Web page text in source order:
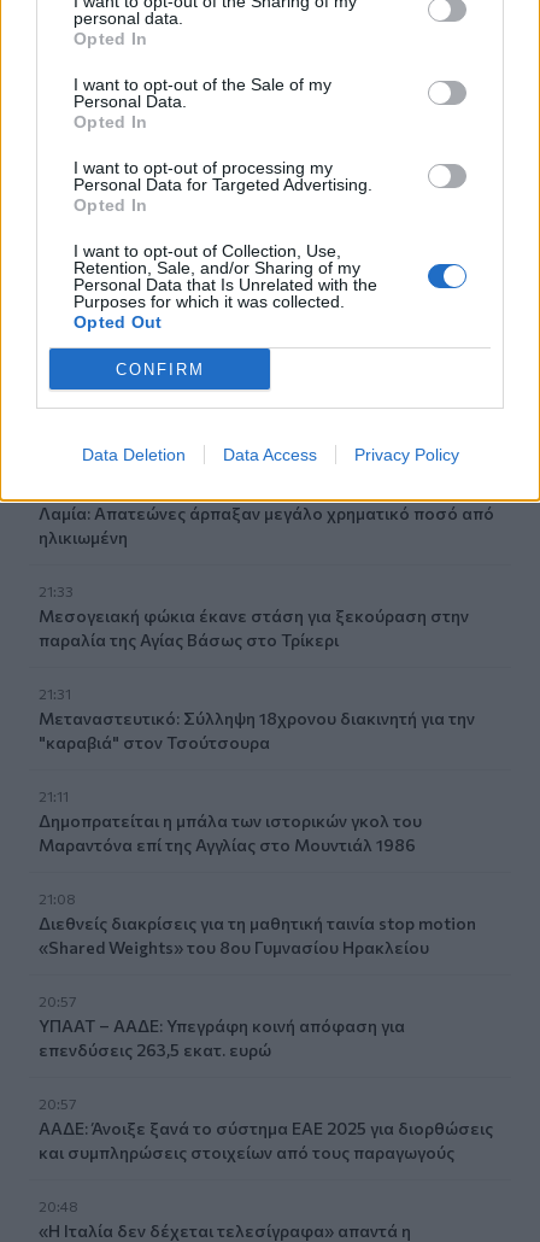
personal data.
Opted In
I want to opt-out of the Sale of my
Personal Data.
Opted In
I want to opt-out of processing my
Personal Data for Targeted Advertising.
Opted In
I want to opt-out of Collection, Use,
Retention, Sale, and/or Sharing of my
Personal Data that Is Unrelated with the
Purposes for which it was collected.
Opted Out
CONFIRM
Data Deletion Data Access Privacy Policy
Ροή ειδήσεων Δημοφιλή
Καιρός: “Πορτοκαλί” συναγερμός στην Κρήτη - Ζέστη και
πολύ υψηλός κίνδυνος πυρκαγιάς!
22:02
Σφοδρή επίθεση κατά Καρυστιανού-Γρατσία από πρώην
στελέχη: «Συνεχής εσωστρέφεια και τραγικά
επικοινωνιακά λάθη»
21:57
Ηράκλειο: "Σε άθλια κατάσταση το μνημείο πεσόντων
Λαμία: Απατεώνες άρπαξαν μεγάλο χρηματικό ποσό από
ηλικιωμένη
21:33
Μεσογειακή φώκια έκανε στάση για ξεκούραση στην
παραλία της Αγίας Βάσως στο Τρίκερι
21:31
Μεταναστευτικό: Σύλληψη 18χρονου διακινητή για την
"καραβιά" στον Τσούτσουρα
21:11
Δημοπρατείται η μπάλα των ιστορικών γκολ του
Μαραντόνα επί της Αγγλίας στο Μουντιάλ 1986
21:08
Διεθνείς διακρίσεις για τη μαθητική ταινία stop motion
«Shared Weights» του 8ου Γυμνασίου Ηρακλείου
20:57
ΥΠΑΑΤ – ΑΑΔΕ: Υπεγράφη κοινή απόφαση για
επενδύσεις 263,5 εκατ. ευρώ
20:57
ΑΑΔΕ: Άνοιξε ξανά το σύστημα ΕΑΕ 2025 για διορθώσεις
και συμπληρώσεις στοιχείων από τους παραγωγούς
20:48
«Η Ιταλία δεν δέχεται τελεσίγραφα» απαντά η